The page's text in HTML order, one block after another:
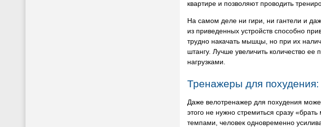
квартире и позволяют проводить
На самом деле ни гири, ни гантели и
из приведенных устройств способно
трудно накачать мышцы, но при их
штангу. Лучше увеличить количество
нагрузками.
Тренажеры для похудения:
Даже велотренажер для похудения
этого не нужно стремиться сразу
темпами, человек одновременно